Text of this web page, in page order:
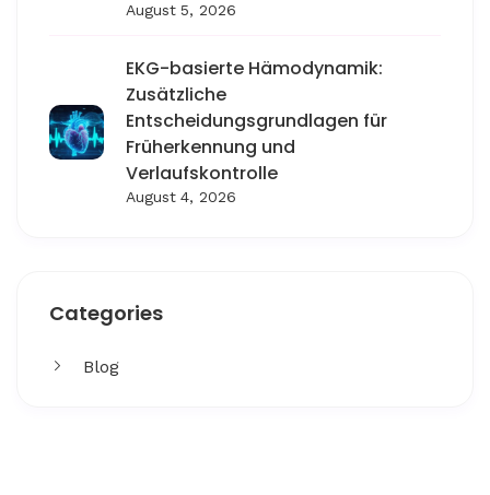
August 5, 2026
EKG-basierte Hämodynamik:
Zusätzliche
Entscheidungsgrundlagen für
Früherkennung und
Verlaufskontrolle
August 4, 2026
Categories
Blog